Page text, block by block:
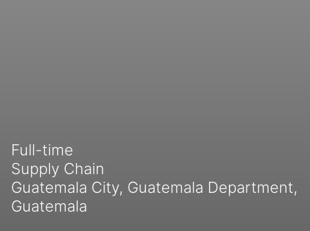
Full-time
Supply Chain
Guatemala City, Guatemala Department,
Guatemala